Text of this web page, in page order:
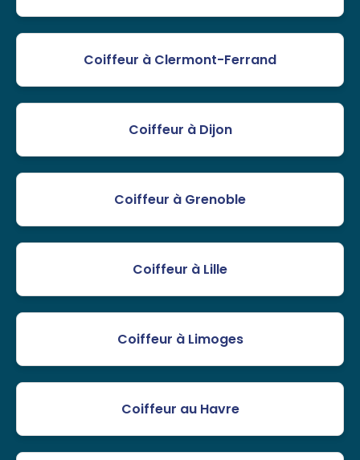
Coiffeur à Clermont-Ferrand
Coiffeur à Dijon
Coiffeur à Grenoble
Coiffeur à Lille
Coiffeur à Limoges
Coiffeur au Havre